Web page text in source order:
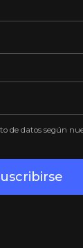
de datos según